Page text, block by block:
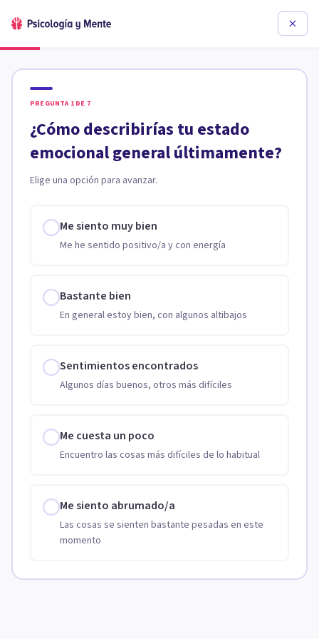
PREGUNTA 1 DE 7
¿Cómo describirías tu estado
emocional general últimamente?
Elige una opción para avanzar.
Me siento muy bien
Me he sentido positivo/a y con energía
Bastante bien
En general estoy bien, con algunos altibajos
Sentimientos encontrados
Algunos días buenos, otros más difíciles
Me cuesta un poco
Encuentro las cosas más difíciles de lo habitual
Me siento abrumado/a
Las cosas se sienten bastante pesadas en este
momento